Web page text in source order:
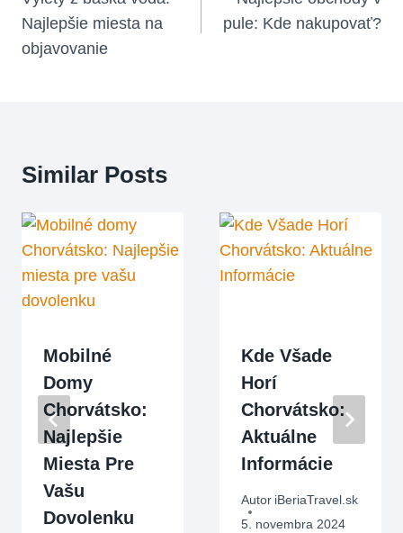
Článku
Najlepšie miesta na
objavovanie
pule: Kde nakupovať?
Similar Posts
Mobilné
Domy
Chorvátsko:
Najlepšie
Miesta Pre
Vašu
Dovolenku
Kde Všade
Horí
Chorvátsko:
Aktuálne
Informácie
Autor iBeriaTravel.sk
5. novembra 2024